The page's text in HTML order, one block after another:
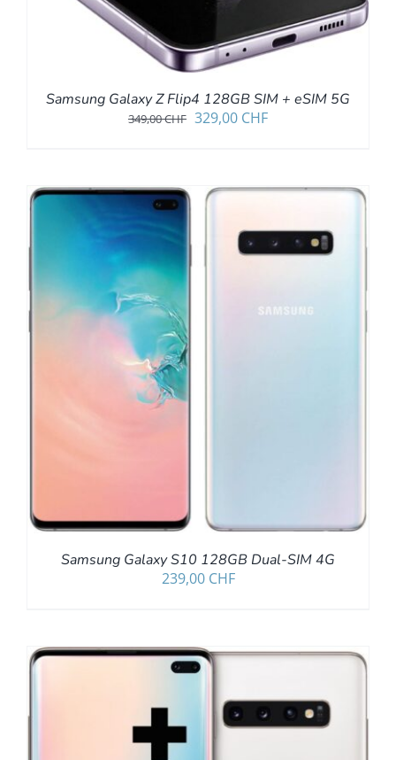
Samsung Galaxy Z Flip4 128GB SIM + eSIM 5G
349,00CHF Ursprünglicher
329,00 CHFAktueller
Samsung Galaxy S10 128GB Dual-SIM 4G
239,00 CHF